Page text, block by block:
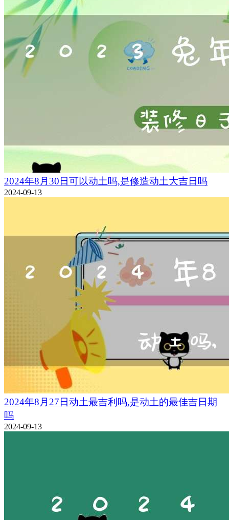
2024年8月30日可以动土吗,是修造动土大吉日吗
2024-09-13
2024年8月27日动土最吉利吗,是动土的最佳吉日期
吗
2024-09-13